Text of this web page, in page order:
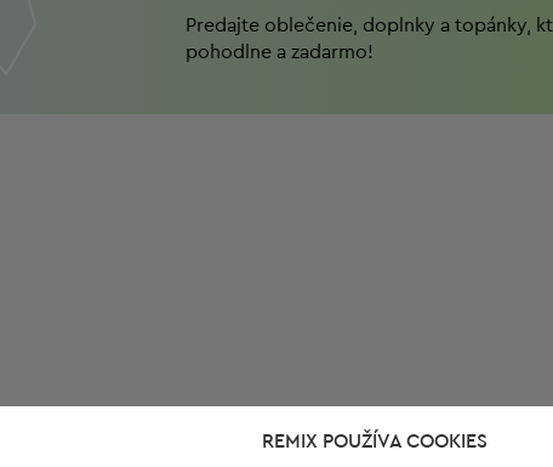
Predajte oblečenie, doplnky a topánky,
pohodlnе a zadarmo!
REMIX POUŽÍVA COOKIES